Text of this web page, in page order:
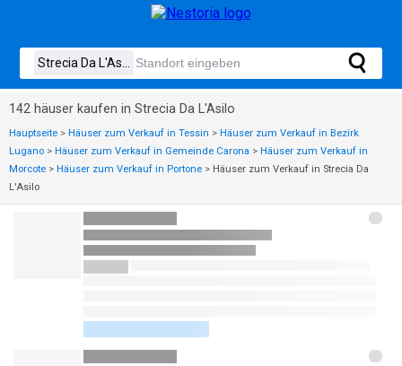
142 häuser kaufen in Strecia Da L'Asilo
Hauptseite > Häuser zum Verkauf in Tessin > Häuser zum Verkauf in Bezirk
Lugano > Häuser zum Verkauf in Gemeinde Carona > Häuser zum Verkauf in
Morcote > Häuser zum Verkauf in Portone > Häuser zum Verkauf in Strecia Da
L'Asilo